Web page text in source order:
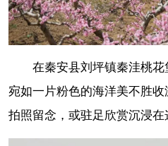
在秦安县刘坪镇秦洼桃
宛如一片粉色的海洋美不胜
拍照留念，或驻足欣赏沉浸在